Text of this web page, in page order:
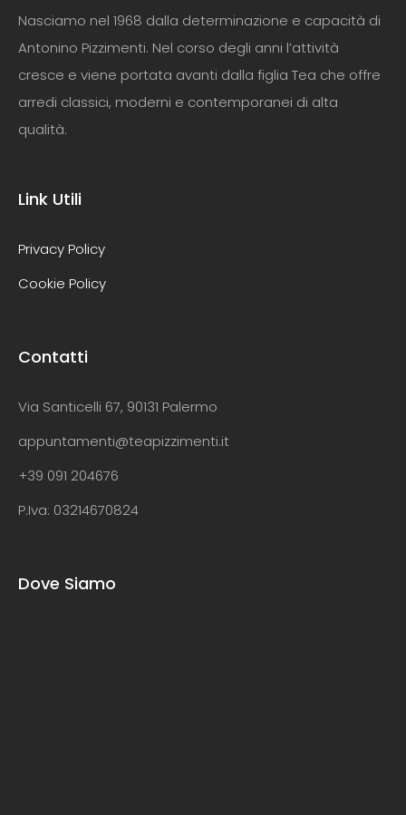
Nasciamo nel 1968 dalla determinazione e capacità di
Antonino Pizzimenti. Nel corso degli anni l’attività
cresce e viene portata avanti dalla figlia Tea che offre
arredi classici, moderni e contemporanei di alta
qualità.
Link Utili
Privacy Policy
Cookie Policy
Contatti
Via Santicelli 67, 90131 Palermo
appuntamenti@teapizzimenti.it
+39 091 204676
P.Iva: 03214670824
Dove Siamo